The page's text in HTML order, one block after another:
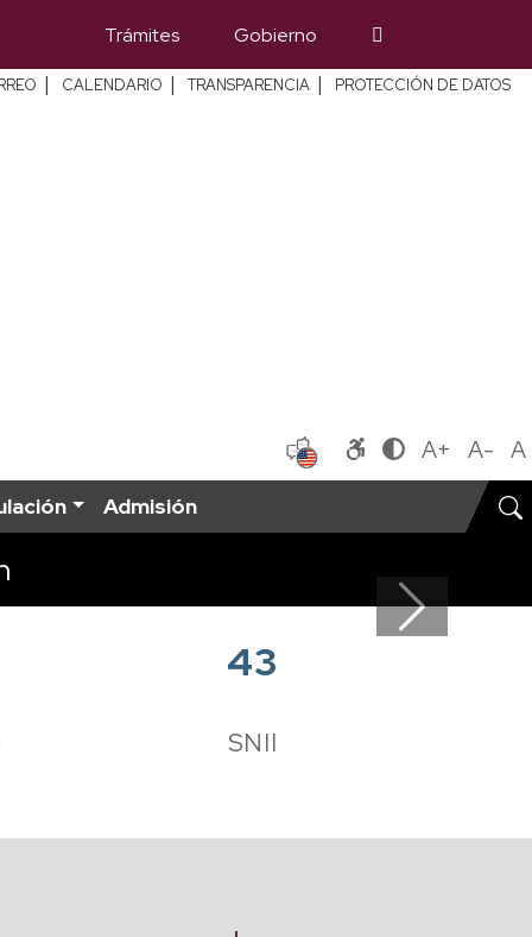
Trámites Gobierno
| CALENDARIO | TRANSPARENCIA | PROTECCIÓN DE DATOS
A+ A- A
Admisión
Next
43
SNII